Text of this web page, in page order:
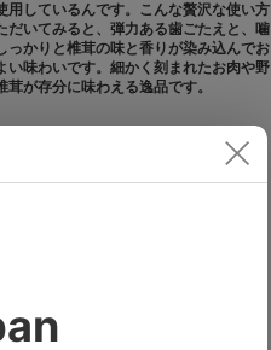
用しているんです。こんな贅沢な使い方
いてみると、弾力ある歯ごたえと、噛
かりと椎茸の味と香りが染み込んでお
い味わいです。細かく刻まれたお肉や野
が存分に味わえる逸品です。